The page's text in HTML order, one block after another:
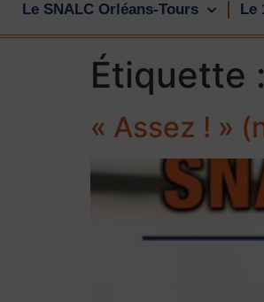
Le SNALC Orléans-Tours Le
Étiquette :
« Assez ! »